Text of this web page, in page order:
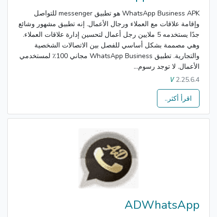
WhatsApp Business APK هو تطبيق messenger للتواصل
وإقامة علاقات مع العملاء ورجال الأعمال. إنه تطبيق مشهور وشائع
جدًا يستخدمه 5 ملايين رجل أعمال لتحسين إدارة علاقات العملاء.
وهي مصممة بشكل أساسي للفصل بين الاتصالات الشخصية
والتجارية. تطبيق WhatsApp Business مجاني 100٪ لمستخدمي
الأعمال. لا توجد رسوم...
V2.25.6.4
اقرأ أكثر..
ADWhatsApp